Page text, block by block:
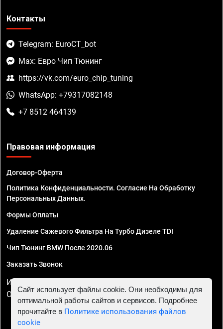
Контакты
Telegram: EuroCT_bot
Max: Евро Чип Тюнинг
https://vk.com/euro_chip_tuning
WhatsApp: +79317082148
+7 8512 464139
Правовая информация
Договор-Оферта
Политика Конфиденциальности. Согласие На Обработку
Персональных Данных.
Формы Оплаты
Удаление Сажевого Фильтра На Турбо Дизеле TDI
Чип Тюнинг BMW После 2020.06
Заказать Звонок
ИП Смирнов Георгий Павлович. ИНН 781302555843,
ОГРНИП 324470400032610
Сайт использует файлы cookie. Они необходимы для
оптимальной работы сайтов и сервисов. Подробнее
прочитайте в Политике использования файлов
cookie